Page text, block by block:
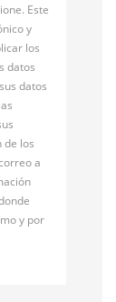
Este
y
los
datos
datos
de los
a
y por